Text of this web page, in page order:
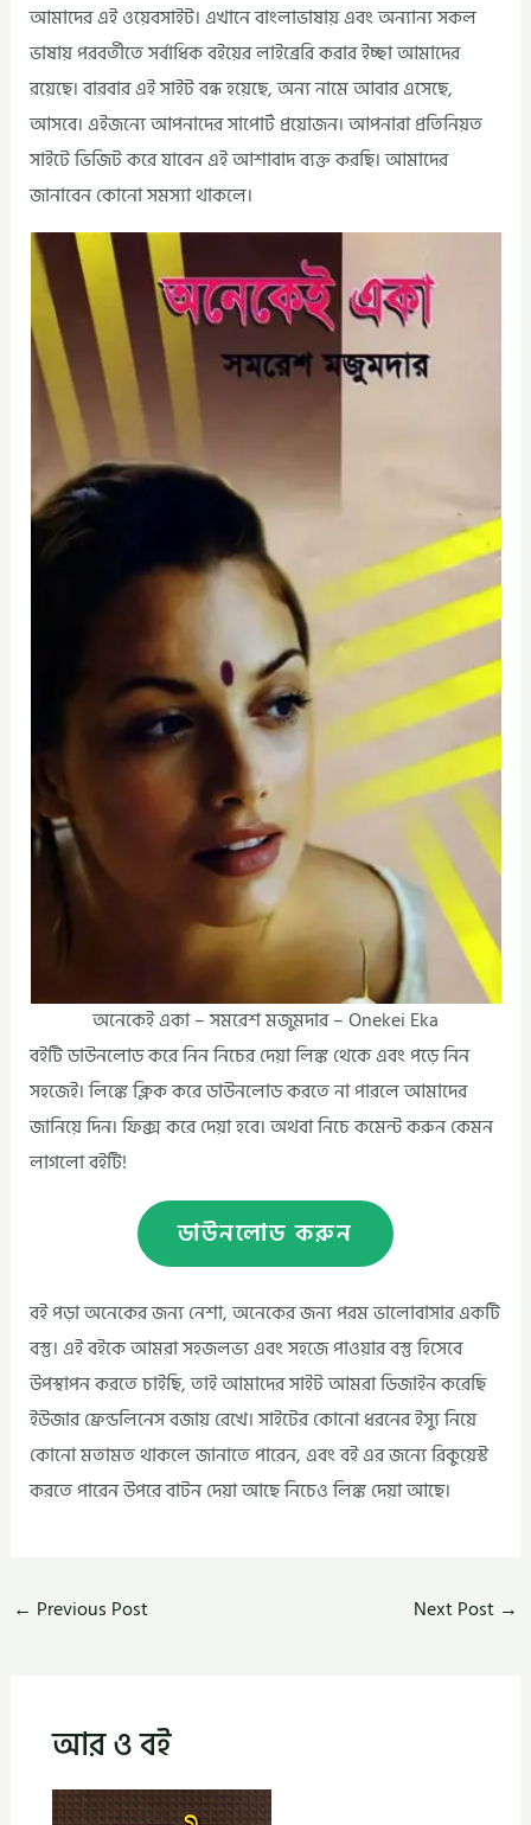
আমাদের এই ওয়েবসাইট। এখানে বাংলাভাষায় এবং অন্যান্য সকল
ভাষায় পরবর্তীতে সর্বাধিক বইয়ের লাইব্রেরি করার ইচ্ছা আমাদের
রয়েছে। বারবার এই সাইট বন্ধ হয়েছে, অন্য নামে আবার এসেছে,
আসবে। এইজন্যে আপনাদের সাপোর্ট প্রয়োজন। আপনারা প্রতিনিয়ত
সাইটে ভিজিট করে যাবেন এই আশাবাদ ব্যক্ত করছি। আমাদের
জানাবেন কোনো সমস্যা থাকলে।
অনেকেই একা – সমরেশ মজুমদার – Onekei Eka
বইটি ডাউনলোড করে নিন নিচের দেয়া লিঙ্ক থেকে এবং পড়ে নিন
সহজেই। লিঙ্কে ক্লিক করে ডাউনলোড করতে না পারলে আমাদের
জানিয়ে দিন। ফিক্স করে দেয়া হবে। অথবা নিচে কমেন্ট করুন কেমন
লাগলো বইটি!
ডাউনলোড করুন
বই পড়া অনেকের জন্য নেশা, অনেকের জন্য পরম ভালোবাসার একটি
বস্তু। এই বইকে আমরা সহজলভ্য এবং সহজে পাওয়ার বস্তু হিসেবে
উপস্থাপন করতে চাইছি, তাই আমাদের সাইট আমরা ডিজাইন করেছি
ইউজার ফ্রেন্ডলিনেস বজায় রেখে। সাইটের কোনো ধরনের ইস্যু নিয়ে
কোনো মতামত থাকলে জানাতে পারেন, এবং বই এর জন্যে রিকুয়েস্ট
করতে পারেন উপরে বাটন দেয়া আছে নিচেও লিঙ্ক দেয়া আছে।
← Previous Post Next Post →
আর ও বই